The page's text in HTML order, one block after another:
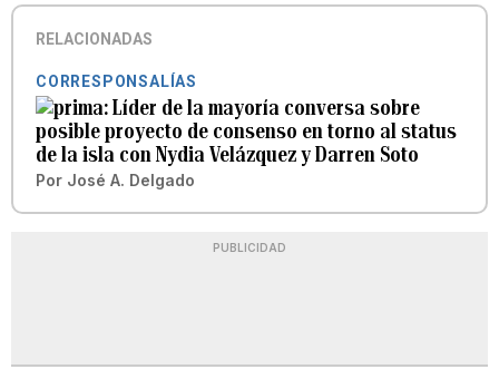
RELACIONADAS
CORRESPONSALÍAS
Líder de la mayoría conversa sobre
posible proyecto de consenso en torno al status
de la isla con Nydia Velázquez y Darren Soto
Por José A. Delgado
PUBLICIDAD